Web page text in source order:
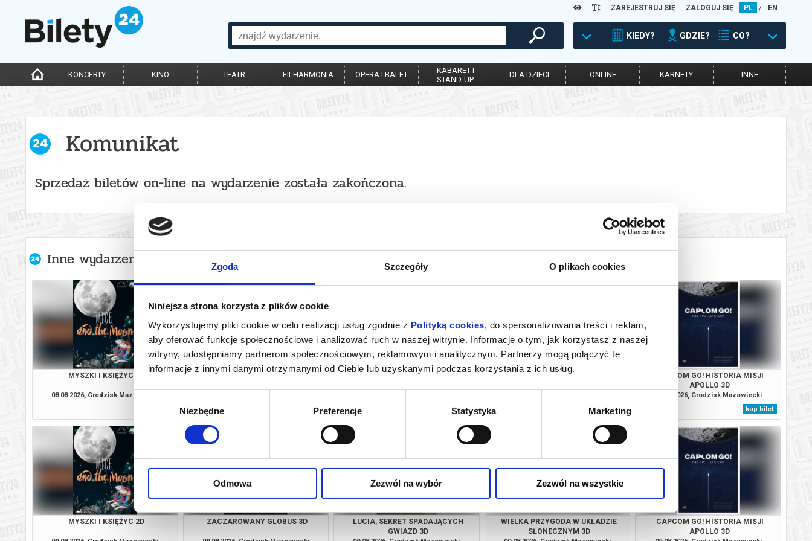
Zgoda Szczegóły O plikach cookies
Niniejsza strona korzysta z plików cookie
Wykorzystujemy pliki cookie w celu realizacji usług zgodnie z Polityką cookies, do spersonalizowania treści i reklam,
aby oferować funkcje społecznościowe i analizować ruch w naszej witrynie. Informacje o tym, jak korzystasz z naszej
witryny, udostępniamy partnerom społecznościowym, reklamowym i analitycznym. Partnerzy mogą połączyć te
informacje z innymi danymi otrzymanymi od Ciebie lub uzyskanymi podczas korzystania z ich usług.
Wybór
Niezbędne Preferencje Statystyka Marketing
Odmowa Zezwól na wybór Zezwól na wszystkie
ZAREJESTRUJ SIĘ ZALOGUJ SIĘ PL / EN
KIEDY? GDZIE? CO?
KONCERTY KINO TEATR FILHARMONIA OPERA I BALET
KABARET I
STAND-UP
DLA DZIECI ONLINE KARNETY INNE
Komunikat
Sprzedaż biletów on-line na wydarzenie została zakończona.
Inne wydarzenia organizatora
MYSZKI I KSIĘŻYC 2D
08.08.2026, Grodzisk Mazowiecki
ZACZAROWANY GLOBUS 3D
kup bilet
LUCIA, SEKRET SPADAJĄCYCH
kup bilet
WIELKA PRZYGODA W UKŁADZIE
kup bilet
CAPCOM GO! HISTORIA MISJI
APOLLO 3D
08.08.2026, Grodzisk Mazowiecki
kup bilet
MYSZKI I KSIĘŻYC 2D ZACZAROWANY GLOBUS 3D
LUCIA, SEKRET SPADAJĄCYCH
GWIAZD 3D
WIELKA PRZYGODA W UKŁADZIE
SŁONECZNYM 3D
CAPCOM GO! HISTORIA MISJI
APOLLO 3D